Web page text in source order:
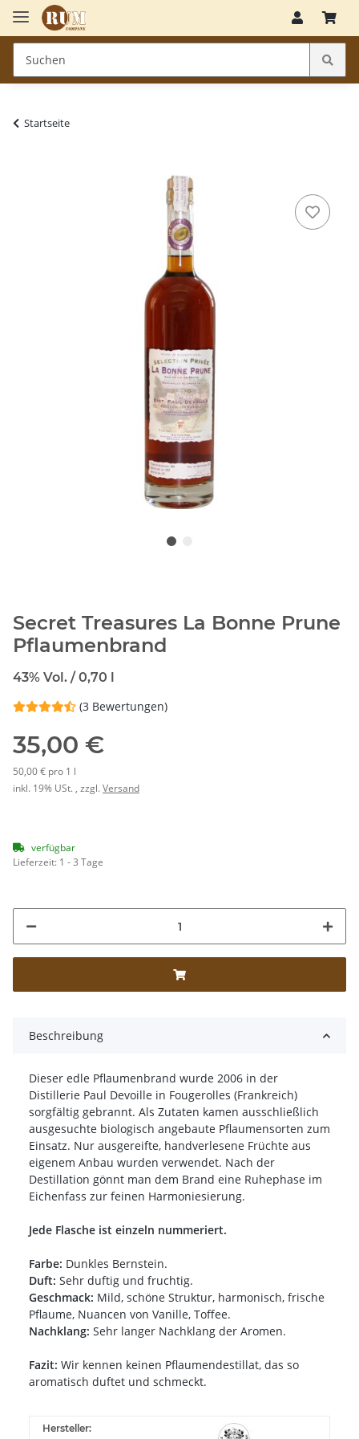
Startseite
Secret Treasures La Bonne Prune
Pflaumenbrand
43% Vol. / 0,70 l
(3 Bewertungen)
35,00 €
50,00 € pro 1 l
inkl. 19% USt. , zzgl.Versand
verfügbar
Lieferzeit: 1 - 3 Tage
Beschreibung
Dieser edle Pflaumenbrand wurde 2006 in der
Distillerie Paul Devoille in Fougerolles (Frankreich)
sorgfältig gebrannt. Als Zutaten kamen ausschließlich
ausgesuchte biologisch angebaute Pflaumensorten zum
Einsatz. Nur ausgereifte, handverlesene Früchte aus
eigenem Anbau wurden verwendet. Nach der
Destillation gönnt man dem Brand eine Ruhephase im
Eichenfass zur feinen Harmoniesierung.
Jede Flasche ist einzeln nummeriert.
Farbe: Dunkles Bernstein.
Duft: Sehr duftig und fruchtig.
Geschmack: Mild, schöne Struktur, harmonisch, frische
Pflaume, Nuancen von Vanille, Toffee.
Nachklang: Sehr langer Nachklang der Aromen.
Fazit: Wir kennen keinen Pflaumendestillat, das so
aromatisch duftet und schmeckt.
Hersteller: